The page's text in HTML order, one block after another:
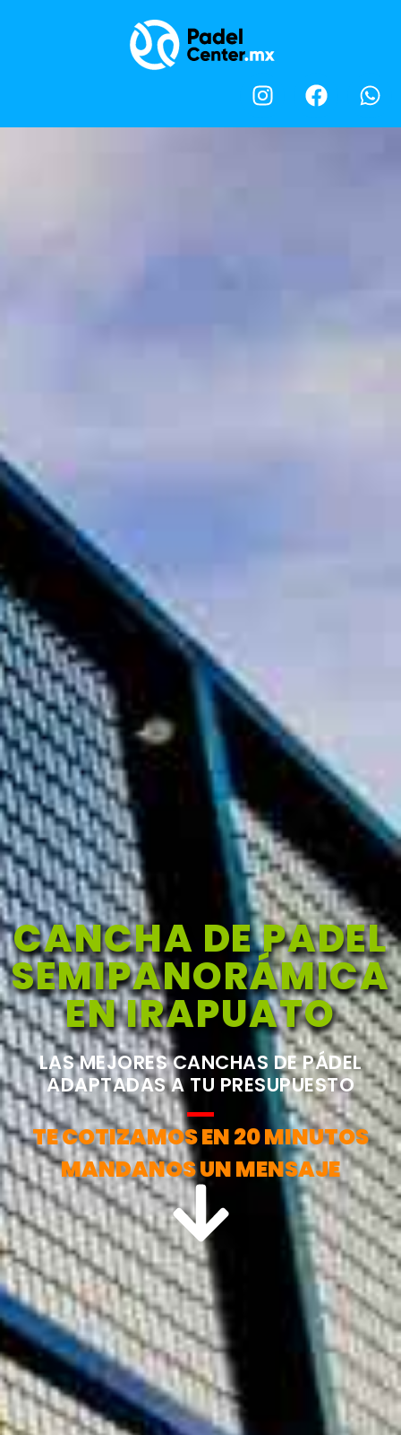
CANCHA DE PADEL
SEMIPANORÁMICA
EN IRAPUATO
LAS MEJORES CANCHAS DE PÁDEL
ADAPTADAS A TU PRESUPUESTO
TE COTIZAMOS EN 20 MINUTOS
MANDANOS UN MENSAJE